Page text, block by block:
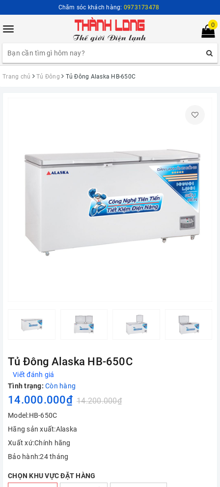
Chăm sóc khách hàng: 0973173478
Toggle
0
Trang chủ Tủ Đông Tủ Đông Alaska HB-650C
Tủ Đông Alaska HB-650C
Viết đánh giá
Tình trạng: Còn hàng
14.000.000₫ 14.200.000₫
Model:HB-650C
Hãng sản xuất:Alaska
Xuất xứ:Chính hãng
Bảo hành:24 tháng
CHỌN KHU VỰC ĐẶT HÀNG